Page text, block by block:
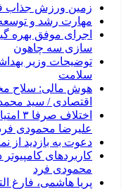
زمین ورزش جذاب
مهارت رشد و
اجرای موفق بهره
سازی سه چاهون
توضیحات وزیر
سلامت
هوش مالی: سلاح
اقتصادی / سید
علیرضا محمودی
دعوت به بازدید از
کاربردهای
محمودی فرد
پریا هاشمی، فارغ